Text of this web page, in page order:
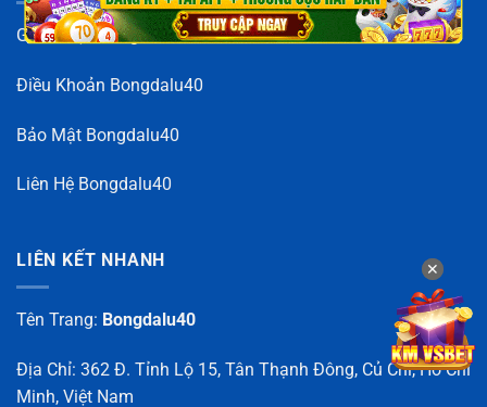
Giới Thiệu Bongdalu40
Điều Khoản Bongdalu40
Bảo Mật Bongdalu40
Liên Hệ Bongdalu40
LIÊN KẾT NHANH
Tên Trang: Bongdalu40
Địa Chỉ: 362 Đ. Tỉnh Lộ 15, Tân Thạnh Đông, Củ Chi, Hồ Chí
Minh, Việt Nam
✕
✕